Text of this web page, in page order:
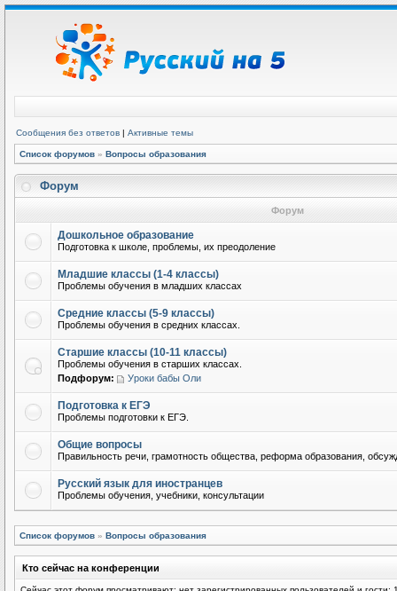
Сообщения без ответов | Активные темы
Список форумов » Вопросы образования
Форум
Форум
Дошкольное образование
Подготовка к школе, проблемы, их преодоление
Младшие классы (1-4 классы)
Проблемы обучения в младших классах
Средние классы (5-9 классы)
Проблемы обучения в средних классах.
Старшие классы (10-11 классы)
Проблемы обучения в старших классах.
Подфорум:
Уроки бабы Оли
Подготовка к ЕГЭ
Проблемы подготовки к ЕГЭ.
Общие вопросы
Правильность речи, грамотность общества, реформа образования,
Русский язык для иностранцев
Проблемы обучения, учебники, консультации
Список форумов » Вопросы образования
Кто сейчас на конференции